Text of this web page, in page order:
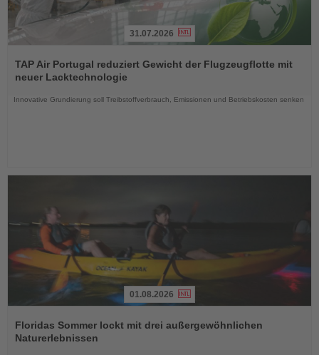
Sie
die
31.07.2026
TAP Air Portugal reduziert Gewicht der Flugzeugflotte mit
neuer Lacktechnologie
Innovative Grundierung soll Treibstoffverbrauch, Emissionen und Betriebskosten senken
Sie
die
01.08.2026
Floridas Sommer lockt mit drei außergewöhnlichen
Naturerlebnissen